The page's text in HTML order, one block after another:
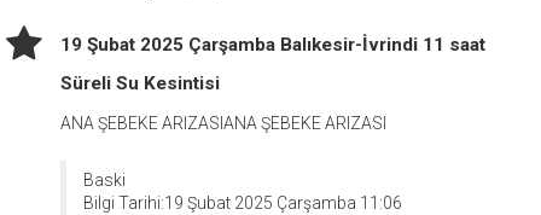
19 Şubat 2025 Çarşamba Balıkesir-İvrindi 11 saat
Süreli Su Kesintisi
ANA ŞEBEKE ARIZASIANA ŞEBEKE ARIZASI
Baski
Bilgi Tarihi:19 Şubat 2025 Çarşamba 11:06